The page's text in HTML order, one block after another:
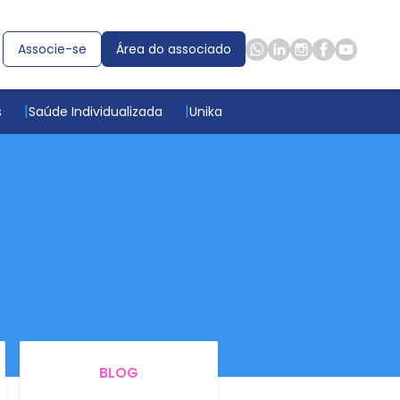
Associe-se Área do associado
Saúde Individualizada Unika
BLOG